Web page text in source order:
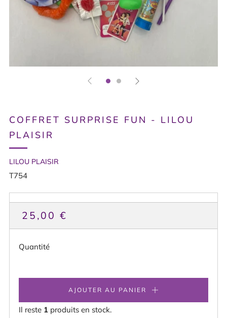
COFFRET SURPRISE FUN - LILOU
PLAISIR
LILOU PLAISIR
T754
PRIX
HABITUEL
25,00 €
Quantité
AJOUTER AU PANIER
Il reste 1 produits en stock.